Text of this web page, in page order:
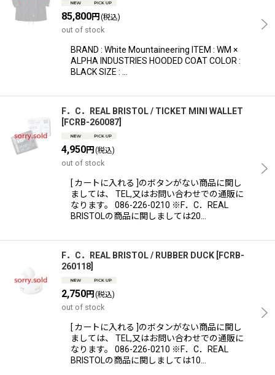
85,800円 (税込)
out of stock
BRAND : White Mountaineering ITEM : WM ×
ALPHA INDUSTRIES HOODED COAT COLOR :
BLACK SIZE : …
F．C．REAL BRISTOL / TICKET MINI WALLET
FCRB-260087
4,950円 (税込)
out of stock
[ カートに入れる ]のボタンがない商品に関し
ましては、 TEL,又はお問い合わせでの通販に
なります。 086-226-0210 ※F．C．REAL
BRISTOLの商品に関しましては20…
F．C．REAL BRISTOL / RUBBER DUCK
FCRB-
260118
2,750円 (税込)
out of stock
[ カートに入れる ]のボタンがない商品に関し
ましては、 TEL,又はお問い合わせでの通販に
なります。 086-226-0210 ※F．C．REAL
BRISTOLの商品に関しましては10…